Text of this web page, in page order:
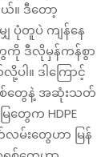
ယ်။ ဒီတော့
ပုံတူပဲ ကျန်နေ
ကို ဒီလိုမှန်ကန်စွာ
ပါ။ ဒါကြောင့်
နစ်တွေနဲ့ အဆုံးသတ်
ေတွေက HDPE
မ်းတွေဟာ မြန်